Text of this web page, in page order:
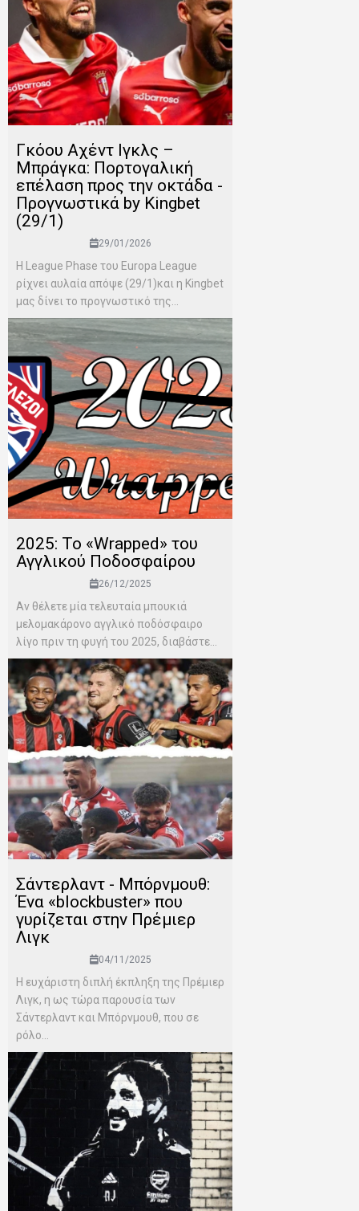
Γκόου Αχέντ Ιγκλς –
Μπράγκα: Πορτογαλική
επέλαση προς την οκτάδα -
Προγνωστικά by Kingbet
(29/1)
29/01/2026
Η League Phase του Europa League
ρίχνει αυλαία απόψε (29/1)και η Kingbet
μας δίνει το προγνωστικό της...
2025: Το «Wrapped» του
Αγγλικού Ποδοσφαίρου
26/12/2025
Αν θέλετε μία τελευταία μπουκιά
μελομακάρονο αγγλικό ποδόσφαιρο
λίγο πριν τη φυγή του 2025, διαβάστε...
Σάντερλαντ - Μπόρνμουθ:
Ένα «blockbuster» που
γυρίζεται στην Πρέμιερ
Λιγκ
04/11/2025
Η ευχάριστη διπλή έκπληξη της Πρέμιερ
Λιγκ, η ως τώρα παρουσία των
Σάντερλαντ και Μπόρνμουθ, που σε
ρόλο...